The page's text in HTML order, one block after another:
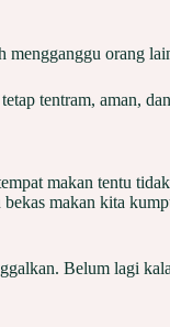
mengganggu orang
tentram, aman,
makan tentu
makan kita
Belum lagi